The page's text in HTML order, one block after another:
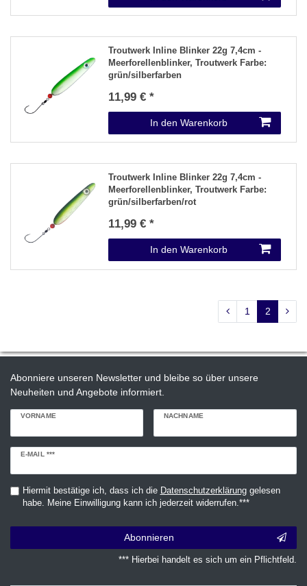
Troutwerk Inline Blinker 22g 7,4cm -
Meerforellenblinker, Troutwerk Farbe:
grün/silberfarben
11,99 € *
In den Warenkorb
Troutwerk Inline Blinker 22g 7,4cm -
Meerforellenblinker, Troutwerk Farbe:
grün/silberfarben/rot
11,99 € *
In den Warenkorb
1 2
Abonniere unseren Newsletter und bleibe so über unsere
Neuheiten und Angebote informiert.
VORNAME NACHNAME
E-MAIL ***
Newsletter
Hiermit bestätige ich, dass ich die Daten­schutz­erklärunggelesen
habe. Meine Einwilligung kann ich jederzeit widerrufen.***
Abonnieren
*** Hierbei handelt es sich um ein Pflichtfeld.